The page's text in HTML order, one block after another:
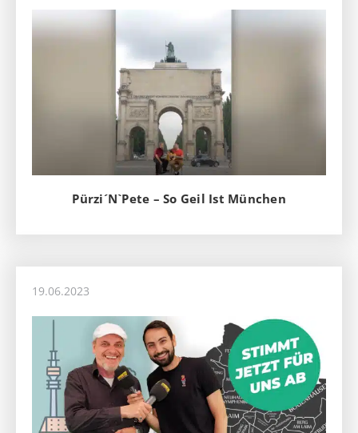
Pürzi´N`Pete – So Geil Ist München
19.06.2023